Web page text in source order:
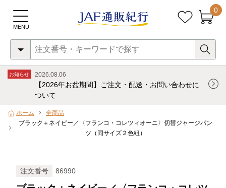
0
お知らせ 2026.08.06
【2026年お盆期間】ご注文・配送・お問い合わせに
ついて
ホーム
全商品
ブラック＋ネイビー／〈フランコ・コレツィオーニ〉切替ジャージパン
ツ（同サイズ２色組）
注文番号 86990